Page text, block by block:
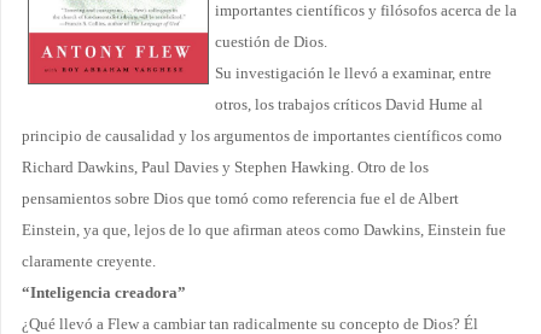
importantes científicos y filósofos acerca de la
cuestión de Dios.
Su investigación le llevó a examinar, entre
otros, los trabajos críticos David Hume al
principio de causalidad y los argumentos de importantes científicos como
Richard Dawkins, Paul Davies y Stephen Hawking. Otro de los
pensamientos sobre Dios que tomó como referencia fue el de Albert
Einstein, ya que, lejos de lo que afirman ateos como Dawkins, Einstein fue
claramente creyente.
“Inteligencia creadora”
¿Qué llevó a Flew a cambiar tan radicalmente su concepto de Dios? Él